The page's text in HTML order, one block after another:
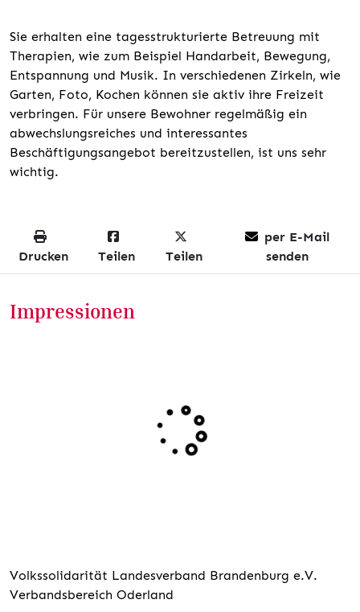
Sie erhalten eine tagesstrukturierte Betreuung mit
Therapien, wie zum Beispiel Handarbeit, Bewegung,
Entspannung und Musik. In verschiedenen Zirkeln, wie
Garten, Foto, Kochen können sie aktiv ihre Freizeit
verbringen. Für unsere Bewohner regelmäßig ein
abwechslungsreiches und interessantes
Beschäftigungsangebot bereitzustellen, ist uns sehr
wichtig.
Drucken Teilen Teilen
per E-Mail
senden
Impressionen
Volkssolidarität Landesverband Brandenburg e.V.
Verbandsbereich Oderland